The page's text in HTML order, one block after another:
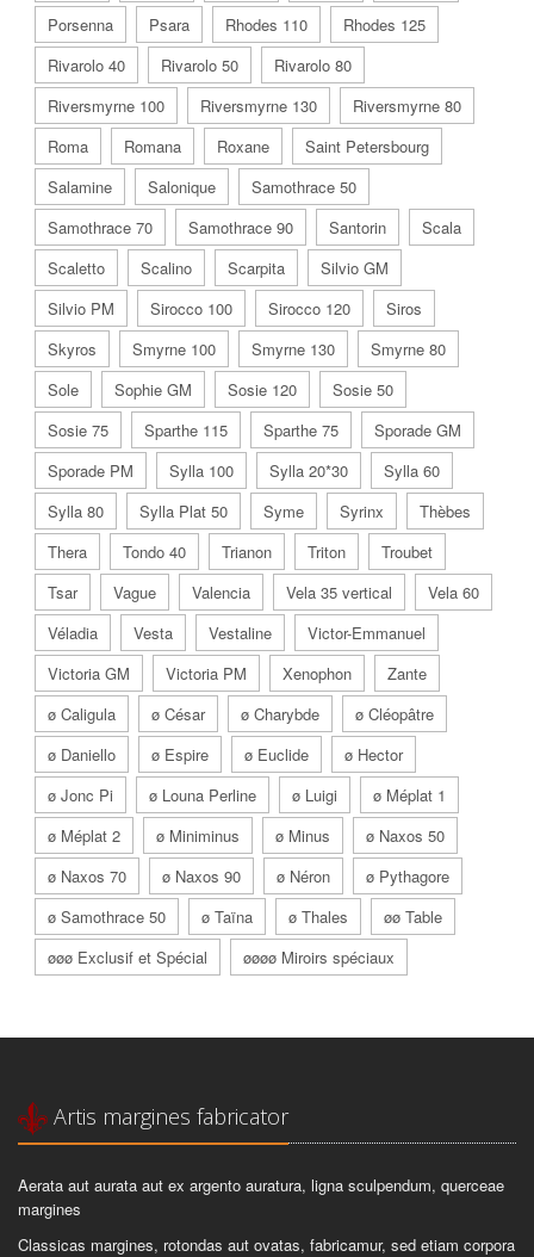
Porsenna
Psara Rhodes 110
Rhodes 125
Rivarolo 40
Rivarolo 50
Rivarolo 80
Riversmyrne 100
Riversmyrne 130
Riversmyrne 80
Roma
Romana Roxane
Saint Petersbourg
Salamine
Salonique
Samothrace 50
Samothrace 70
Samothrace 90 Santorin
Scala
Scaletto
Scalino Scarpita
Silvio GM
Silvio PM
Sirocco 100 Sirocco 120
Siros
Skyros
Smyrne 100 Smyrne 130
Smyrne 80
Sole
Sophie GM Sosie 120
Sosie 50
Sosie 75
Sparthe 115 Sparthe 75
Sporade GM
Sporade PM
Sylla 100 Sylla 20*30
Sylla 60
Sylla 80
Sylla Plat 50 Syme Syrinx
Thèbes
Thera
Tondo 40 Trianon Triton
Troubet
Tsar
Vague Valencia Vela 35 vertical
Vela 60
Véladia
Vesta Vestaline
Victor-Emmanuel
Victoria GM
Victoria PM Xenophon
Zante
ø Caligula
ø César ø Charybde
ø Cléopâtre
ø Daniello
ø Espire ø Euclide
ø Hector
ø Jonc Pi
ø Louna Perline ø Luigi
ø Méplat 1
ø Méplat 2
ø Miniminus ø Minus
ø Naxos 50
ø Naxos 70
ø Naxos 90 ø Néron
ø Pythagore
ø Samothrace 50
ø Taïna ø Thales
øø Table
øøø Exclusif et Spécial
øøøø Miroirs spéciaux
Artis margines fabricator
Aerata aut aurata aut ex argento auratura, ligna sculpendum, querceae
margines
Classicas margines, rotondas aut ovatas, fabricamur, sed etiam corpora